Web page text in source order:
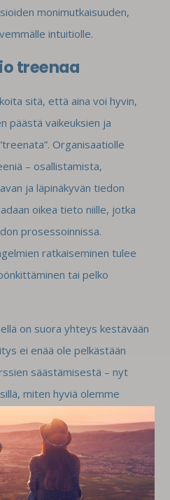
monimutkaisuuden,
intuitiolle.
treenaa
sitä, että aina voi hyvin,
päästä vaikeuksien ja
Organisaatiolle
– osallistamista,
ja läpinäkyvän tiedon
oikea tieto niille, jotka
prosessoinnissa.
ratkaiseminen tulee
tai pelko
on suora yhteys kestävään
ei enää ole pelkästään
säästämisestä – nyt
miten hyviä olemme
Rakennamme hyvää ja
miten yhdistämme
haasteita. Kun voimme
pääsemme minkä tahansa